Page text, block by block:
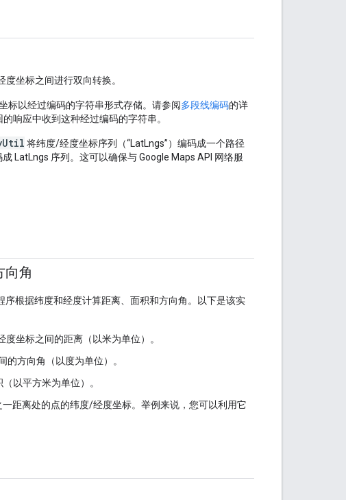
坐标之间进行双向转换。
标以经过编码的字符串形式存储。请参阅多段线编码的详
响应中收到这种经过编码的字符串。
将纬度/经度坐标序列（“LatLngs”）编码成一个路径
LatLngs 序列。这可以确保与 Google Maps API 网络服
向角
序根据纬度和经度计算距离、面积和方向角。以下是该实
度坐标之间的距离（以米为单位）。
的方向角（以度为单位）。
以平方米为单位）。
距离处的点的纬度/经度坐标。举例来说，您可以利用它